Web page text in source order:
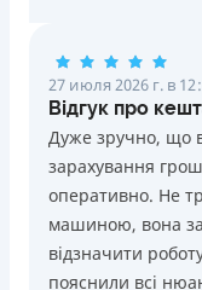
проблемной
Переводятся
подписания
кредита
Дарятся скидки
будущие кредиты
Программа
Круглосуточная
27 июля 2026 г. в
Відгук про
Дуже зручно, що
зарахування
оперативно. Не
машиною, вона
відзначити
пояснили всі